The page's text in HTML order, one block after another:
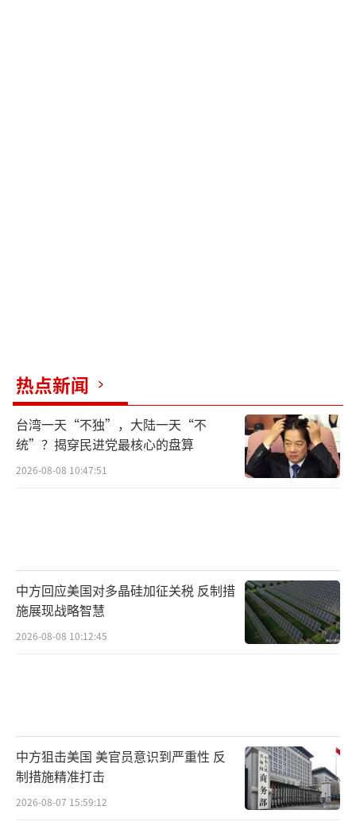
热点新闻
台湾一天“不独”，大陆一天“不
统”？揭穿民进党最核心的盘算
2026-08-08 10:47:51
中方回应美国对多晶硅加征关税 反制措
施展现战略智慧
2026-08-08 10:12:45
中方狙击美国 美官员意识到严重性 反
制措施精准打击
2026-08-07 15:59:12